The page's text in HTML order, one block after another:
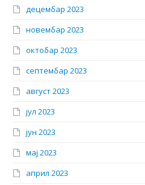
децембар 2023
новембар 2023
октобар 2023
септембар 2023
август 2023
јул 2023
јун 2023
мај 2023
април 2023